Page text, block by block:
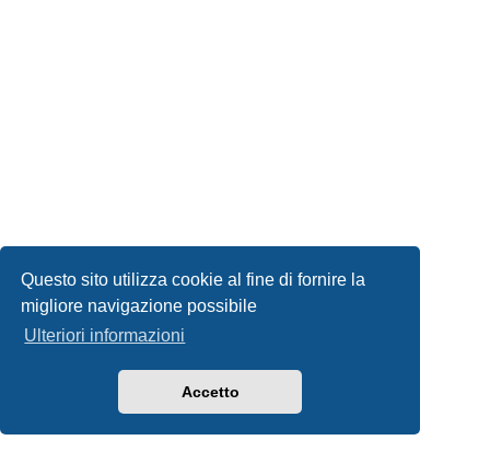
Questo sito utilizza cookie al fine di fornire la
migliore navigazione possibile
Ulteriori informazioni
Accetto